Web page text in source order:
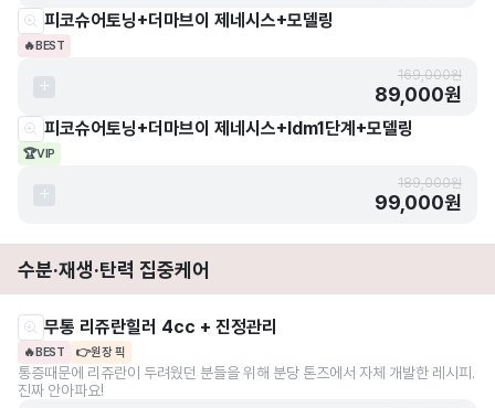
피코슈어토닝+더마브이 제네시스+모델링
🔥 BEST
169,000원
89,000원
피코슈어토닝+더마브이 제네시스+ldm1단계+모델링
🏆VIP
189,000원
99,000원
수분·재생·탄력 집중케어
무통 리쥬란힐러 4cc + 진정관리
🔥 BEST 👉원장 픽
통증때문에 리쥬란이 두려웠던 분들을 위해 분당 톤즈에서 자체 개발한 레시피.
진짜 안아파요!